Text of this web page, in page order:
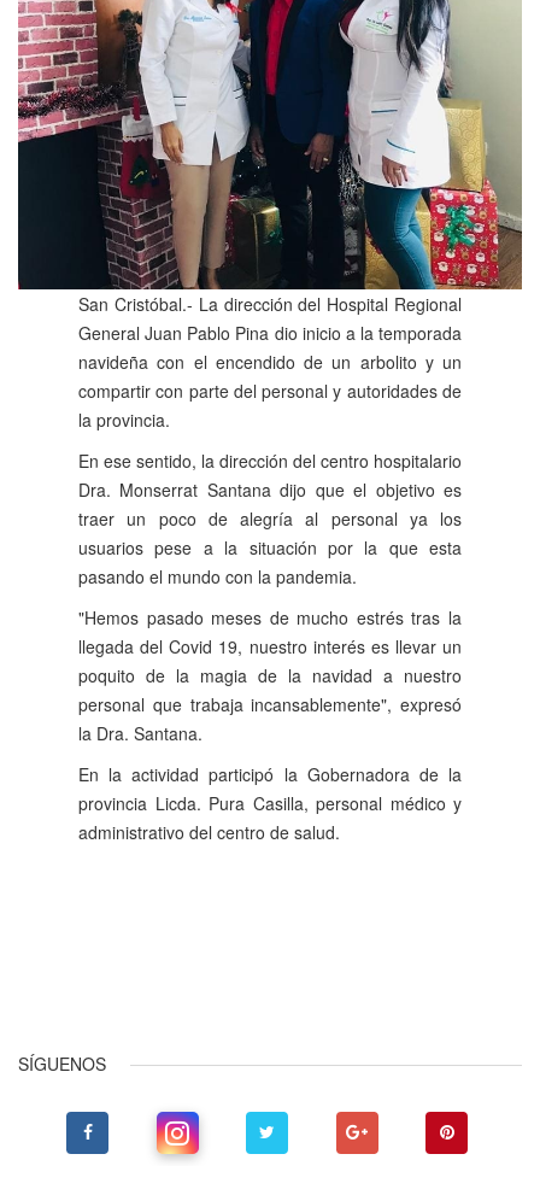
San Cristóbal.- La dirección del Hospital Regional
General Juan Pablo Pina dio inicio a la temporada
navideña con el encendido de un arbolito y un
compartir con parte del personal y autoridades de
la provincia.
En ese sentido, la dirección del centro hospitalario
Dra. Monserrat Santana dijo que el objetivo es
traer un poco de alegría al personal ya los
usuarios pese a la situación por la que esta
pasando el mundo con la pandemia.
"Hemos pasado meses de mucho estrés tras la
llegada del Covid 19, nuestro interés es llevar un
poquito de la magia de la navidad a nuestro
personal que trabaja incansablemente", expresó
la Dra. Santana.
En la actividad participó la Gobernadora de la
provincia Licda. Pura Casilla, personal médico y
administrativo del centro de salud.
SÍGUENOS